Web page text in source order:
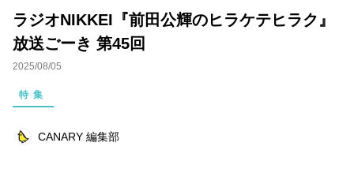
恋愛 オンラインサロン スキルアップ
ビジネス
ラジオNIKKEI『前田公輝のヒラケテヒラク』
放送ごーき 第45回
2025/08/05
特集
CANARY 編集部